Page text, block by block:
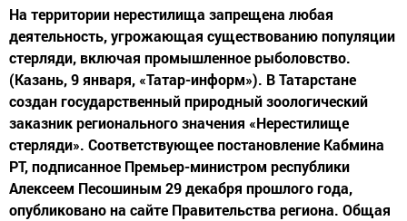
На территории нерестилища запрещена любая
деятельность, угрожающая существованию популяции
стерляди, включая промышленное рыболовство.
(Казань, 9 января, «Татар-информ»). В Татарстане
создан государственный природный зоологический
заказник регионального значения «Нерестилище
стерляди». Соответствующее постановление Кабмина
РТ, подписанное Премьер-министром республики
Алексеем Песошиным 29 декабря прошлого года,
опубликовано на сайте Правительства региона. Общая